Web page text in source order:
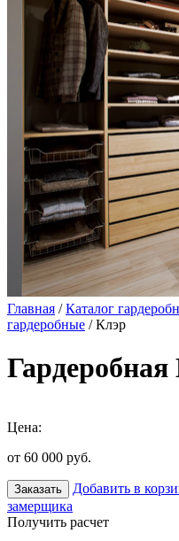
Главная /Каталог
гардеробные / Клэр
Цена:
от 60 000 руб.
Заказать Добавить в
замерщика
Получить расчет